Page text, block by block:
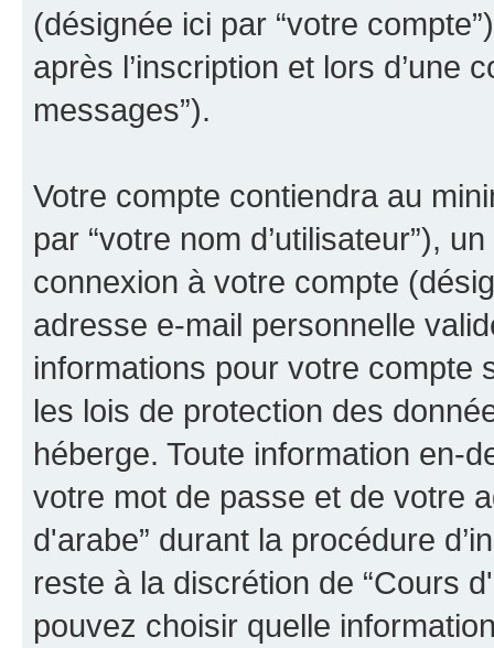
(désignée ici par “votre
après l’inscription et lors d’une
messages”).
Votre compte contiendra au
par “votre nom d’utilisateur”),
connexion à votre compte
adresse e-mail personnelle
informations pour votre compte
les lois de protection des
héberge. Toute information en-
votre mot de passe et de votre
d'arabe” durant la procédure
reste à la discrétion de “Cours
pouvez choisir quelle